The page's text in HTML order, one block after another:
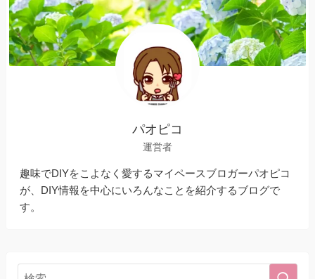
パオピコ
運営者
趣味でDIYをこよなく愛するマイペースブロガーパオピコ
が、DIY情報を中心にいろんなことを紹介するブログで
す。